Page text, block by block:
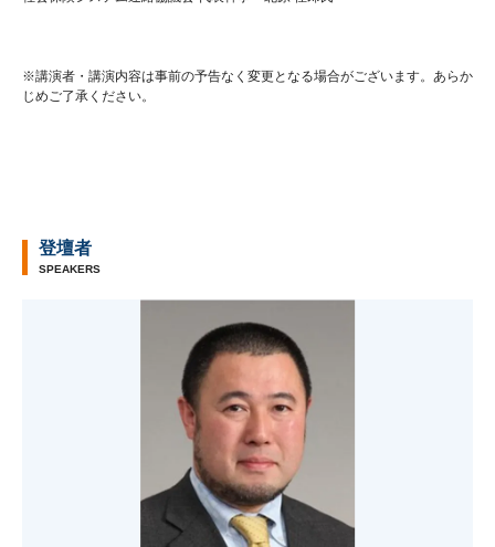
※講演者・講演内容は事前の予告なく変更となる場合がございます。あらか
じめご了承ください。
登壇者
SPEAKERS